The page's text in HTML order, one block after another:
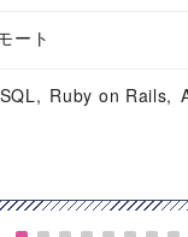
ート
SQL Ruby on Rails